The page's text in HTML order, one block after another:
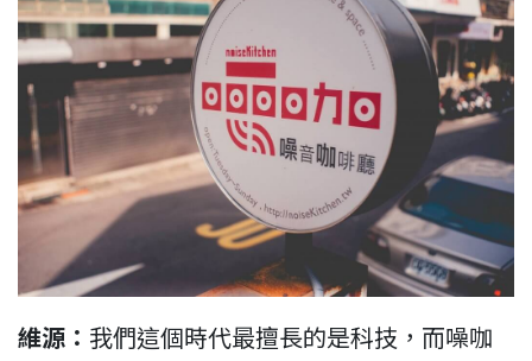
維源： 我們這個時代最擅長的是科技，而噪咖